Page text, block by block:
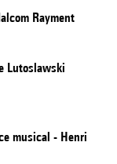
Rayment
Lutoslawski
musical - Henri